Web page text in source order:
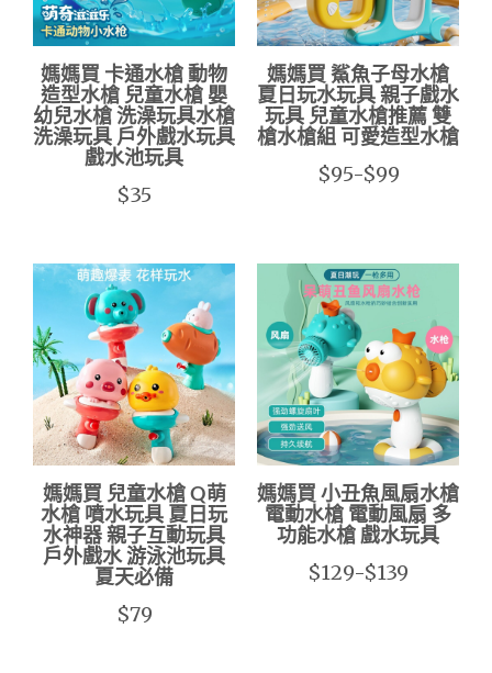
媽媽買 卡通水槍 動物
造型水槍 兒童水槍 嬰
幼兒水槍 洗澡玩具水槍
洗澡玩具 戶外戲水玩具
戲水池玩具
$35
媽媽買 鯊魚子母水槍
夏日玩水玩具 親子戲水
玩具 兒童水槍推薦 雙
槍水槍組 可愛造型水槍
$95-$99
媽媽買 兒童水槍 Q萌
水槍 噴水玩具 夏日玩
水神器 親子互動玩具
戶外戲水 游泳池玩具
夏天必備
$79
媽媽買 小丑魚風扇水槍
電動水槍 電動風扇 多
功能水槍 戲水玩具
$129-$139